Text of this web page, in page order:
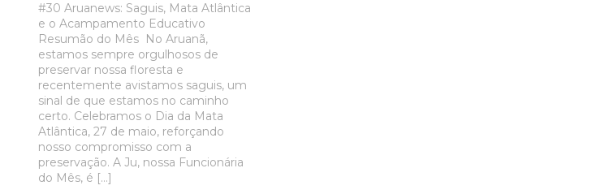
#30 Aruanews: Saguis, Mata Atlântica
e o Acampamento Educativo
Resumão do Mês No Aruanã,
estamos sempre orgulhosos de
preservar nossa floresta e
recentemente avistamos saguis, um
sinal de que estamos no caminho
certo. Celebramos o Dia da Mata
Atlântica, 27 de maio, reforçando
nosso compromisso com a
preservação. A Ju, nossa Funcionária
do Mês, é […]